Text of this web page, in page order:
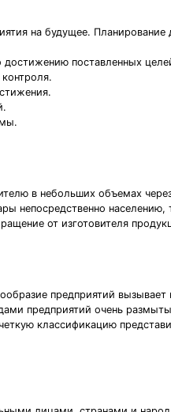
на будущее.
поставленных
в небольших объемах
непосредственно
от изготовителя
предприятий вызывает
предприятий очень
классификацию